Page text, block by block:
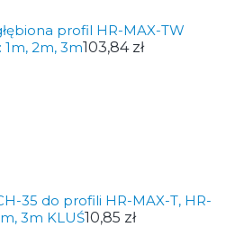
profil HR-MAX-TW
2m, 3m103,84 zł
35 do profili HR-MAX-T, HR-
3m KLUŚ10,85 zł